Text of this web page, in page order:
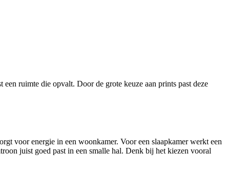
ruimte die opvalt. Door de grote keuze aan prints past deze
voor energie in een woonkamer. Voor een slaapkamer werkt een
juist goed past in een smalle hal. Denk bij het kiezen vooral